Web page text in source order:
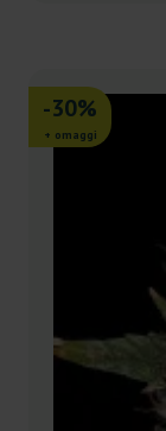
-30%
+ omaggi